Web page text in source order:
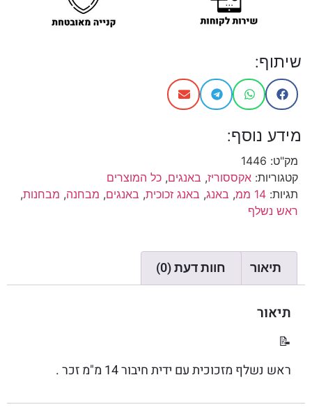
שיתוף:
מידע נוסף:
מק"ט: 1446
קטגוריות: אקססוריז, באנגים, כל המוצרים
תגיות: 14 ממ , באנג, באנג זכוכית, באנגים, מבחנה, מבחנות,
ראש נשלף
תיאור חוות דעת (0)
תיאור
📝
ראש נשלף מזכוכית עם ידית חיבור 14 מ"מ זכר .